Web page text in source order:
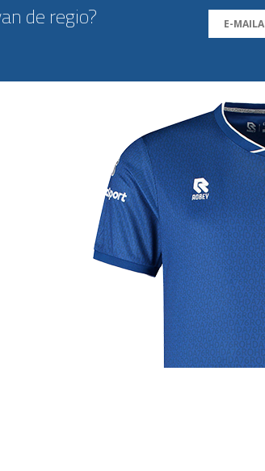
de regio?